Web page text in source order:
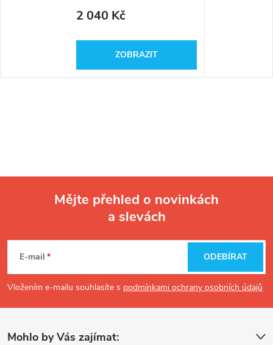
2 040 Kč
ZOBRAZIT
p
a
Mějte přehled o novinkách
a slevách
E-mail
Vložením e-mailu souhlasíte s podmínkami ochrany osobních údajů
ODEBÍRAT
Mohlo by Vás zajímat: